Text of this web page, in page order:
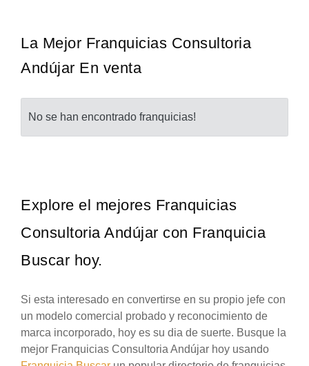
La Mejor Franquicias Consultoria
Andújar En venta
No se han encontrado franquicias!
Explore el mejores Franquicias
Consultoria Andújar con Franquicia
Buscar hoy.
Si esta interesado en convertirse en su propio jefe con
un modelo comercial probado y reconocimiento de
marca incorporado, hoy es su dia de suerte. Busque la
mejor Franquicias Consultoria Andújar hoy usando